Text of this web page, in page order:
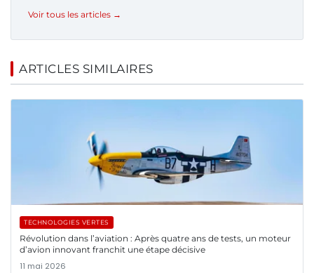
Voir tous les articles →
ARTICLES SIMILAIRES
TECHNOLOGIES VERTES
Révolution dans l’aviation : Après quatre ans de tests, un moteur
d’avion innovant franchit une étape décisive
11 mai 2026